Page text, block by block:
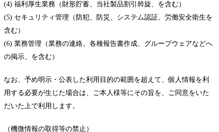
(4) 福利厚生業務（財形貯蓄、当社製品割引斡旋、を含む）
(5) セキュリティ管理（防犯、防災、システム認証、労働安全衛生を
含む）
(6) 業務管理（業務の連絡、各種報告書作成、グループウェアなどへ
の掲示、を含む）
なお、予め明示・公表した利用目的の範囲を超えて、個人情報を利
用する必要が生じた場合は、ご本人様等にその旨を、ご同意をいた
だいた上で利用します。
（機微情報の取得等の禁止）